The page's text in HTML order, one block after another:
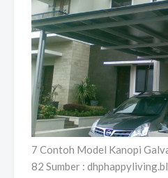
7 Contoh Model Kanopi
82 Sumber :